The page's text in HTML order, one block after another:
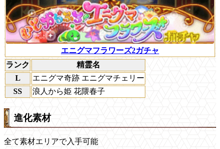
エニグマフラワーズ2ガチャ
ランク
精霊名
L
エニグマ奇跡 エニグマチェリー
SS
浪人から姫 花隈春子
進化素材
全て素材エリアで入手可能